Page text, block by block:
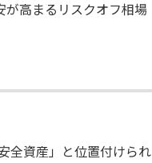
高まるリスクオフ相場
全資産」と位置付けられ